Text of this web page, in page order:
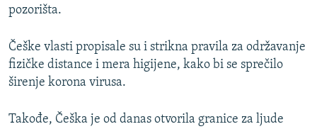
pozorišta.
Češke vlasti propisale su i strikna pravila za održavanje
fizičke distance i mera higijene, kako bi se sprečilo
širenje korona virusa.
Takođe, Češka je od danas otvorila granice za ljude